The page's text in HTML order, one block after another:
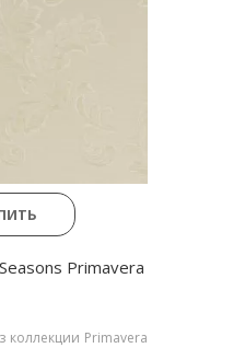
Primavera
коллекции Primavera